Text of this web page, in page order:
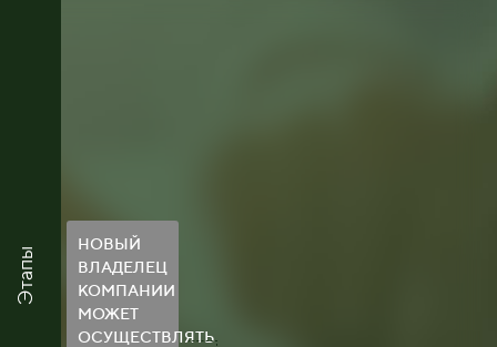
Этапы
НОВЫЙ
ВЛАДЕЛЕЦ
КОМПАНИИ
МОЖЕТ
ОСУЩЕСТВЛЯТЬ